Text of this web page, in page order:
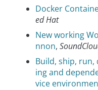
Docker
ed Hat
New working
nnon,
Build, ship, run,
ing and
vice